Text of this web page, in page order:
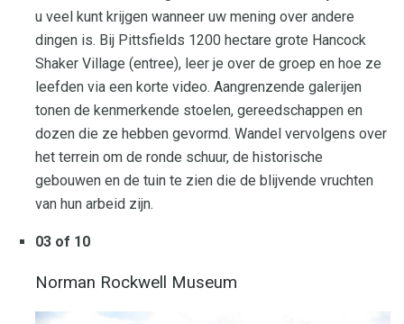
u veel kunt krijgen wanneer uw mening over andere
dingen is. Bij Pittsfields 1200 hectare grote Hancock
Shaker Village (entree), leer je over de groep en hoe ze
leefden via een korte video. Aangrenzende galerijen
tonen de kenmerkende stoelen, gereedschappen en
dozen die ze hebben gevormd. Wandel vervolgens over
het terrein om de ronde schuur, de historische
gebouwen en de tuin te zien die de blijvende vruchten
van hun arbeid zijn.
03 of 10
Norman Rockwell Museum